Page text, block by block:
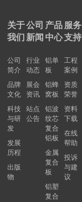
关于
我们
公司
简介
品牌
文化
科技
与研
发
发展
历程
出版
物
公司
新闻
行业
动态
展会
资讯
站点
公告
产品
中心
铝单
板
铝蜂
窝板
铝波
纹芯
复合
铝板
金属
复合
板
铝塑
复合
服务
支持
工程
案例
资质
荣誉
资料
下载
在线
帮助
投诉
与建
议